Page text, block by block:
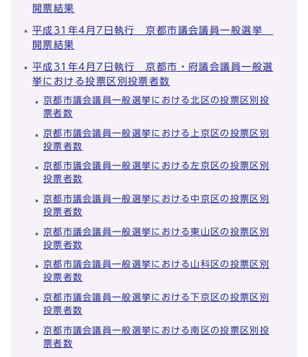
開票結果
平成31年4月7日執行 京都市議会議員一般選挙
開票結果
平成31年4月7日執行 京都市・府議会議員一般選
挙における投票区別投票者数
京都市議会議員一般選挙における北区の投票区別投
票者数
京都市議会議員一般選挙における上京区の投票区別
投票者数
京都市議会議員一般選挙における左京区の投票区別
投票者数
京都市議会議員一般選挙における中京区の投票区別
投票者数
京都市議会議員一般選挙における東山区の投票区別
投票者数
京都市議会議員一般選挙における山科区の投票区別
投票者数
京都市議会議員一般選挙における下京区の投票区別
投票者数
京都市議会議員一般選挙における南区の投票区別投
票者数